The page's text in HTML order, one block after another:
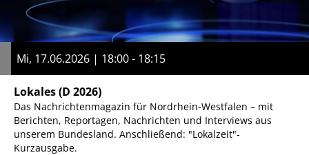
Mi, 17.06.2026 | 18:00 - 18:15
Lokales(D 2026)
Das Nachrichtenmagazin für Nordrhein-Westfalen – mit
Berichten, Reportagen, Nachrichten und Interviews aus
unserem Bundesland. Anschließend: "Lokalzeit"-
Kurzausgabe.